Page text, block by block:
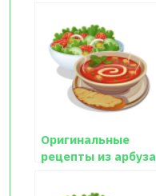
Оригинальные
рецепты из арбуза